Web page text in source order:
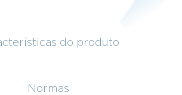
do produto
Normas